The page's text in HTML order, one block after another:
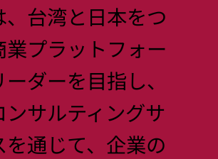
、台湾と日本をつ
業プラットフォー
ダーを目指し、
ンサルティングサ
を通じて、企業の